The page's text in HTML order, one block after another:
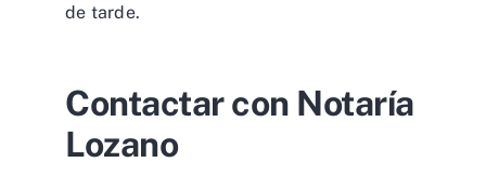
de tarde.
Contactar con Notaría
Lozano